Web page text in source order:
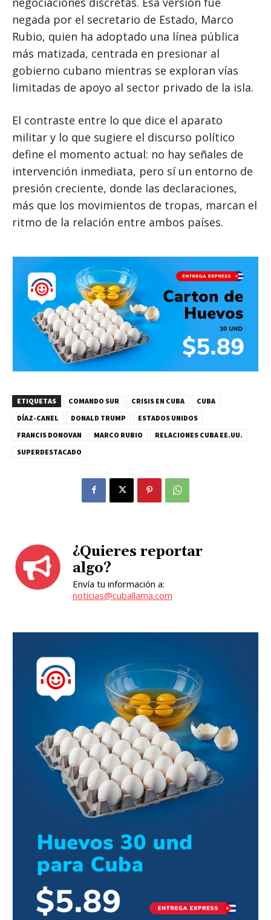
negada por el secretario de Estado, Marco
Rubio, quien ha adoptado una línea pública
más matizada, centrada en presionar al
gobierno cubano mientras se exploran vías
limitadas de apoyo al sector privado de la isla.
El contraste entre lo que dice el aparato
militar y lo que sugiere el discurso político
define el momento actual: no hay señales de
intervención inmediata, pero sí un entorno de
presión creciente, donde las declaraciones,
más que los movimientos de tropas, marcan el
ritmo de la relación entre ambos países.
ETIQUETAS COMANDO SUR CRISIS EN CUBA
CUBA
DÍAZ-CANEL
DONALD TRUMP
ESTADOS UNIDOS
FRANCIS DONOVAN
MARCO RUBIO
RELACIONES CUBA EE.UU.
SUPERDESTACADO
¿Quieres reportar
algo?
Envía tu información a:
noticias@cuballama.com